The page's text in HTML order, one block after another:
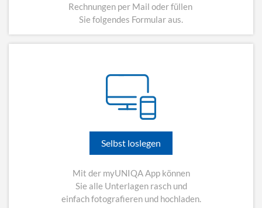
Rechnungen per Mail oder füllen
Sie folgendes Formular aus.
Selbst loslegen
Mit der myUNIQA App können
Sie alle Unterlagen rasch und
einfach fotografieren und hochladen.